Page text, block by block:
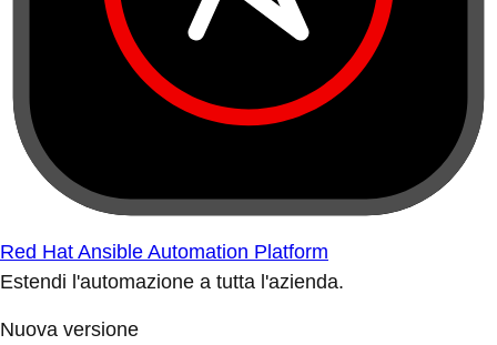
Red Hat Ansible Automation Platform
Estendi l'automazione a tutta l'azienda.
Nuova versione